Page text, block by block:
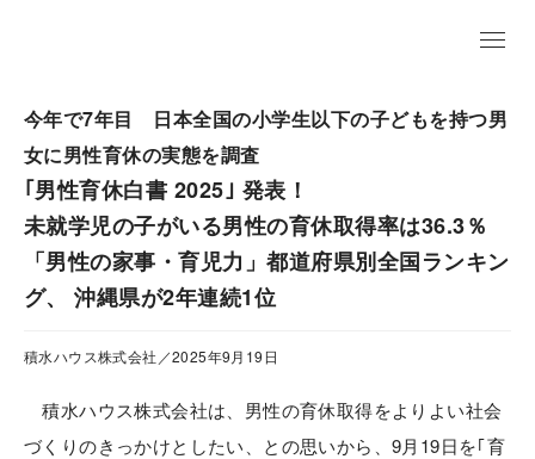
今年で7年目 日本全国の小学生以下の子どもを持つ男
女に男性育休の実態を調査
｢男性育休白書 2025｣ 発表！
未就学児の子がいる男性の育休取得率は36.3％
「男性の家事・育児力」都道府県別全国ランキン
グ、 沖縄県が2年連続1位
積水ハウス株式会社／2025年9月19日
積水ハウス株式会社は、男性の育休取得をよりよい社会
づくりのきっかけとしたい、との思いから、9月19日を｢育